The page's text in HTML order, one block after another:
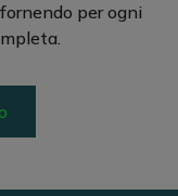
per ogni